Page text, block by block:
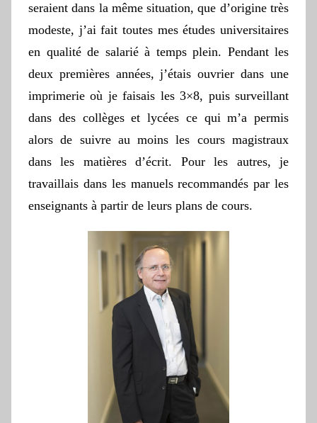
seraient dans la même situation, que d’origine très
modeste, j’ai fait toutes mes études universitaires
en qualité de salarié à temps plein. Pendant les
deux premières années, j’étais ouvrier dans une
imprimerie où je faisais les 3×8, puis surveillant
dans des collèges et lycées ce qui m’a permis
alors de suivre au moins les cours magistraux
dans les matières d’écrit. Pour les autres, je
travaillais dans les manuels recommandés par les
enseignants à partir de leurs plans de cours.